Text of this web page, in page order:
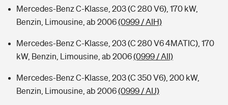
Mercedes-Benz C-Klasse, 203 (C 280 V6), 170 kW,
Benzin, Limousine, ab 2006(0999 / AIH)
Mercedes-Benz C-Klasse, 203 (C 280 V6 4MATIC), 170
kW, Benzin, Limousine, ab 2006(0999 / AII)
Mercedes-Benz C-Klasse, 203 (C 350 V6), 200 kW,
Benzin, Limousine, ab 2006(0999 / AIJ)